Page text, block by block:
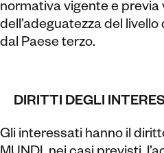
normativa vigente e previa
dell’adeguatezza del
dal Paese terzo.
DIRITTI DEGLI
Gli interessati hanno il